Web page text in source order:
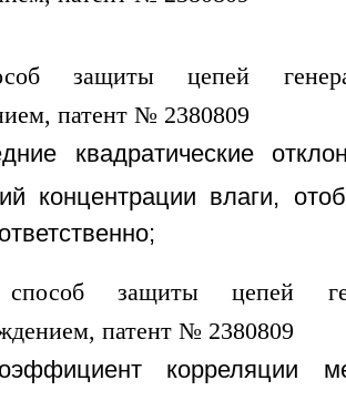
квадратические
концентрации влаги,
корреляции